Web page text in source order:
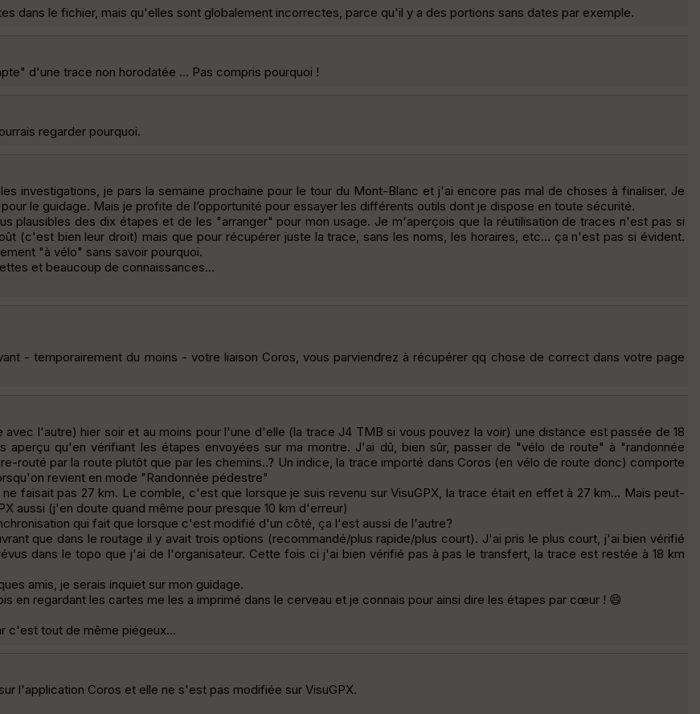
dans le fichier, mais qu'elles sont globalement incorrectes, parce qu'il y a des portions sans dates par exemple.
d'une trace non horodatée ... Pas compris pourquoi !
regarder pourquoi.
investigations, je pars la semaine prochaine pour le tour du Mont-Blanc et j'ai encore pas mal de choses à finaliser. Je
le guidage. Mais je profite de l’opportunité pour essayer les différents outils dont je dispose en toute sécurité.
plausibles des dix étapes et de les "arranger" pour mon usage. Je m'aperçois que la réutilisation de traces n'est pas si
(c'est bien leur droit) mais que pour récupérer juste la trace, sans les noms, les horaires, etc... ça n'est pas si évident.
"à vélo" sans savoir pourquoi.
et beaucoup de connaissances...
- temporairement du moins - votre liaison Coros, vous parviendrez à récupérer qq chose de correct dans votre page
l'autre) hier soir et au moins pour l'une d'elle (la trace J4 TMB si vous pouvez la voir) une distance est passée de 18
qu'en vérifiant les étapes envoyées sur ma montre. J'ai dû, bien sûr, passer de "vélo de route" à "randonnée
routé par la route plutôt que par les chemins..? Un indice, la trace importé dans Coros (en vélo de route donc) comporte
revient en mode "Randonnée pédestre"
faisait pas 27 km. Le comble, c'est que lorsque je suis revenu sur VisuGPX, la trace était en effet à 27 km... Mais peut-
aussi (j'en doute quand même pour presque 10 km d'erreur)
qui fait que lorsque c'est modifié d'un côté, ça l'est aussi de l'autre?
que dans le routage il y avait trois options (recommandé/plus rapide/plus court). J'ai pris le plus court, j'ai bien vérifié
dans le topo que j'ai de l'organisateur. Cette fois ci j'ai bien vérifié pas à pas le transfert, la trace est restée à 18 km
amis, je serais inquiet sur mon guidage.
en regardant les cartes me les a imprimé dans le cerveau et je connais pour ainsi dire les étapes par cœur ! 😄
c'est tout de même piégeux...
l'application Coros et elle ne s'est pas modifiée sur VisuGPX.